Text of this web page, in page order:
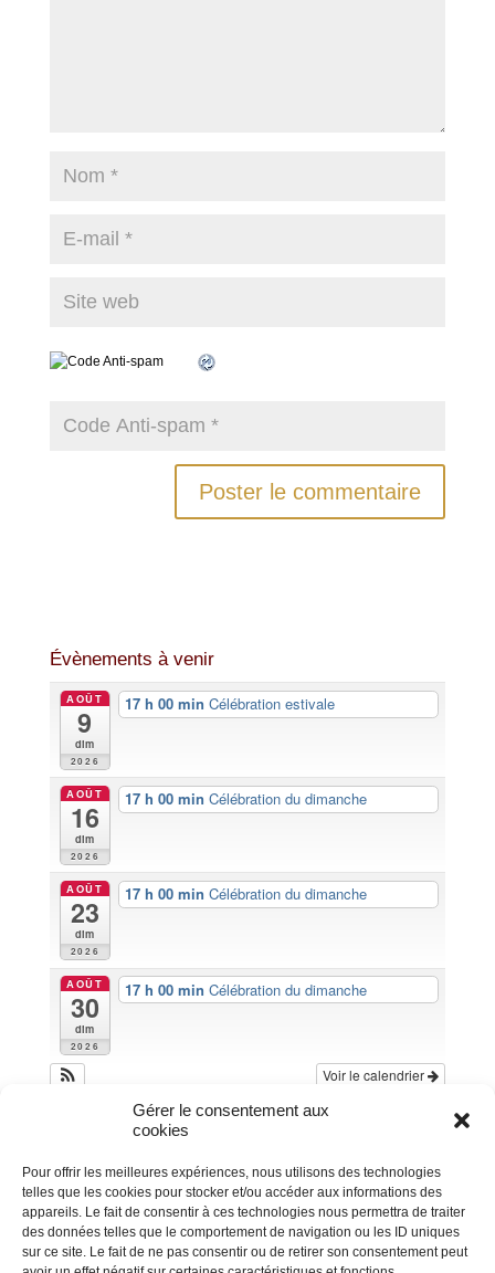
Gérer le consentement aux
cookies
Pour offrir les meilleures expériences, nous utilisons des technologies
telles que les cookies pour stocker et/ou accéder aux informations des
appareils. Le fait de consentir à ces technologies nous permettra de traiter
des données telles que le comportement de navigation ou les ID uniques
sur ce site. Le fait de ne pas consentir ou de retirer son consentement peut
Évènements à venir
AOÛT
9
dim
2026
17 h 00 minCélébration estivale
AOÛT
16
dim
2026
17 h 00 minCélébration du dimanche
AOÛT
23
dim
2026
17 h 00 minCélébration du dimanche
AOÛT
30
dim
2026
17 h 00 minCélébration du dimanche
Voir le calendrier